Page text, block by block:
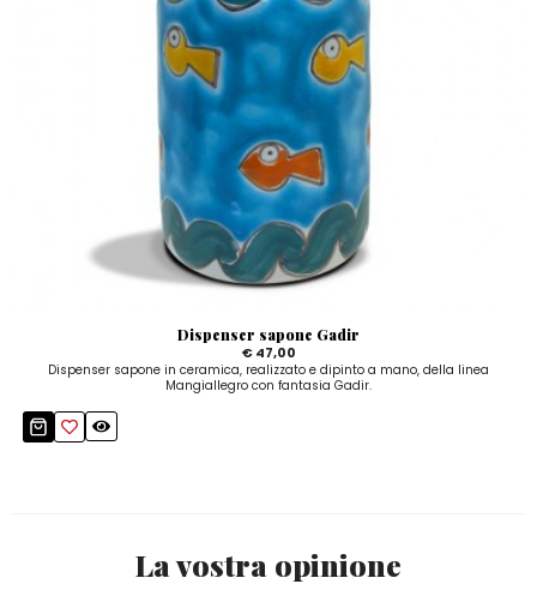
Dispenser sapone Gadir
€ 47,00
Dispenser sapone in ceramica, realizzato e dipinto a mano, della linea
Mangiallegro con fantasia Gadir.
La vostra opinione